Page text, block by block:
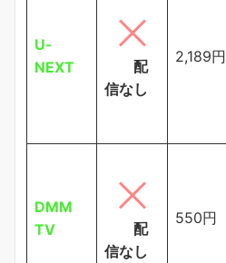
U-
NEXT
配
信なし
2,189円
DMM
TV
配
信なし
550円